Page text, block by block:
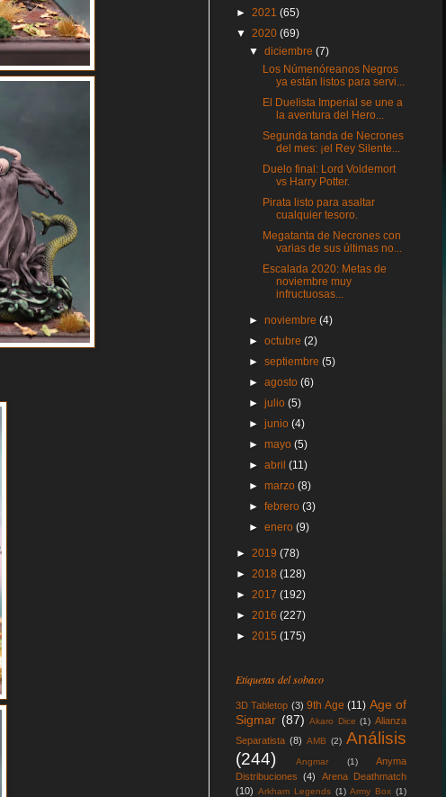
► 2021 (65)
▼ 2020 (69)
▼diciembre(7)
Los Númenóreanos Negros
ya están listos para servi...
El Duelista Imperial se une a
la aventura del Hero...
Segunda tanda de Necrones
del mes: ¡el Rey Silente...
Duelo final: Lord Voldemort
vs Harry Potter.
Pirata listo para asaltar
cualquier tesoro.
Megatanta de Necrones con
varias de sus últimas no...
Escalada 2020: Metas de
noviembre muy
infructuosas...
►noviembre(4)
►octubre(2)
►septiembre(5)
►agosto(6)
►julio(5)
►junio(4)
►mayo(5)
►abril(11)
►marzo(8)
►febrero(3)
►enero(9)
► 2019 (78)
► 2018 (128)
► 2017 (192)
► 2016 (227)
► 2015 (175)
Etiquetas del sobaco
3D Tabletop (3) 9th Age (11) Age of
Sigmar (87) Akaro Dice (1) Alianza
Separatista (8) AMB (2) Análisis
(244)
Angmar (1)
Anyma
Distribuciones
(4)
Arena Deathmatch
(10) Arkham Legends (1) Army Box (1)